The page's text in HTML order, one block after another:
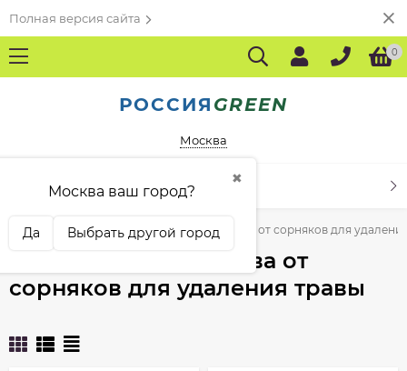
Полная версия сайта
0
РОССИЯ GREEN
Москва
✖
Москва ваш город?
Да Выбрать другой город
КАТАЛОГ ТОВАРОВ
Гербициды Гербициды и средства от сорняков для
Гербициды и средства от
сорняков для удаления травы